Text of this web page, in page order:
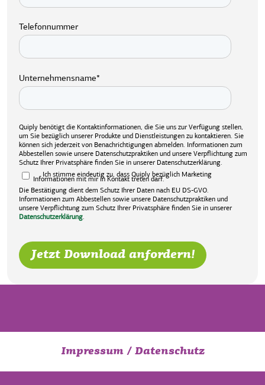
Telefonnummer
Unternehmensname*
Quiply benötigt die Kontaktinformationen, die Sie uns zur Verfügung stellen,
um Sie bezüglich unserer Produkte und Dienstleistungen zu kontaktieren. Sie
können sich jederzeit von Benachrichtigungen abmelden. Informationen zum
Abbestellen sowie unsere Datenschutzpraktiken und unsere Verpflichtung zum
Schutz Ihrer Privatsphäre finden Sie in unserer Datenschutzerklärung.
Ich stimme eindeutig zu, dass Quiply bezüglich Marketing
Informationen mit mir in Kontakt treten darf.
Die Bestätigung dient dem Schutz Ihrer Daten nach EU DS-GVO.
Informationen zum Abbestellen sowie unsere Datenschutzpraktiken und
unsere Verpflichtung zum Schutz Ihrer Privatsphäre finden Sie in unserer
Datenschutzerklärung.
Impressum/ Datenschutz